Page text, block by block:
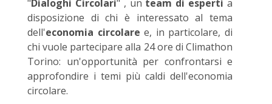
"Dialoghi Circolari" , un team di esperti a
disposizione di chi è interessato al tema
dell'economia circolare e, in particolare, di
chi vuole partecipare alla 24 ore di Climathon
Torino: un'opportunità per confrontarsi e
approfondire i temi più caldi dell'economia
circolare.